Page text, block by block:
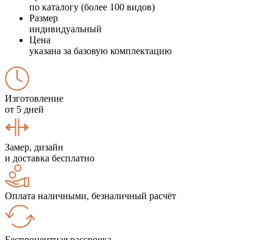
по каталогу (более 100 видов)
Размер
индивидуальный
Цена
указана за базовую комплектацию
Изготовление
от 5 дней
Замер, дизайн
и доставка бесплатно
Оплата наличными, безналичный расчёт